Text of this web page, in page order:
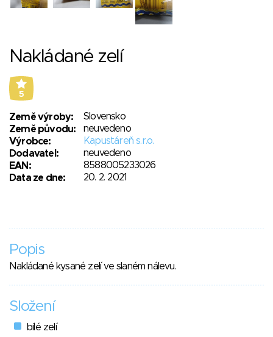
Nakládané zelí
5
Země výroby:
Slovensko
Země původu:
neuvedeno
Výrobce:
Kapustáreň s.r.o.
Dodavatel:
neuvedeno
EAN:
8588005233026
Data ze dne:
20. 2. 2021
Popis
Nakládané kysané zelí ve slaném nálevu.
Složení
bílé zelí